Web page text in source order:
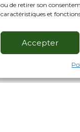
ou de retirer son
caractéristiques et
Accepter